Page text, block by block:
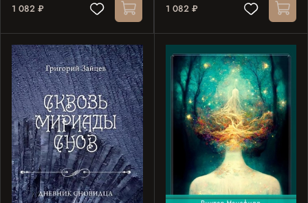
1 082 ₽ 1 082 ₽